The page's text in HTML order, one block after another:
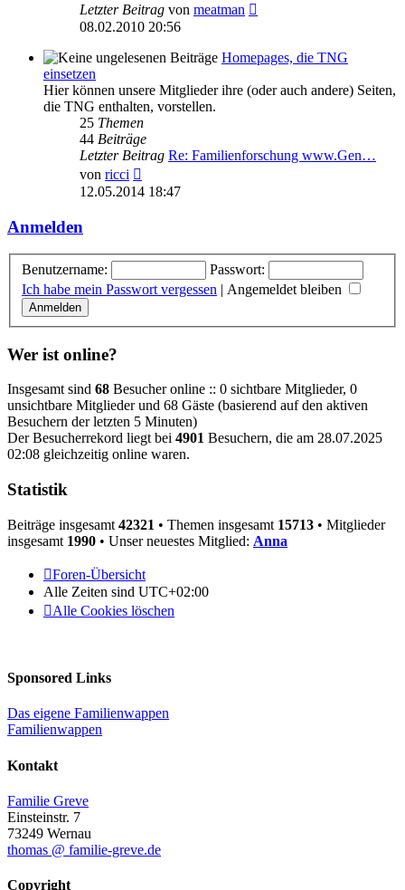
Letzter Beitrag von meatman
08.02.2010 20:56
Homepages, die TNG
einsetzen
Hier können unsere Mitglieder ihre (oder auch andere) Seiten,
die TNG enthalten, vorstellen.
25 Themen
44 Beiträge
Letzter Beitrag Re: Familienforschung www.Gen…
von ricci
Beitrag
12.05.2014 18:47
Anmelden
Benutzername:
Passwort:
Ich habe mein Passwort vergessen | Angemeldet bleiben
Wer ist online?
Insgesamt sind 68 Besucher online :: 0 sichtbare Mitglieder, 0
unsichtbare Mitglieder und 68 Gäste (basierend auf den aktiven
Besuchern der letzten 5 Minuten)
Der Besucherrekord liegt bei 4901 Besuchern, die am 28.07.2025
02:08 gleichzeitig online waren.
Statistik
Beiträge insgesamt 42321 • Themen insgesamt 15713 • Mitglieder
insgesamt 1990 • Unser neuestes Mitglied: Anna
Foren-Übersicht
Alle Zeiten sind UTC+02:00
Alle Cookies löschen
Sponsored Links
Das eigene Familienwappen
Familienwappen
Kontakt
Familie Greve
Einsteinstr. 7
73249 Wernau
thomas @ familie-greve.de
Copyright